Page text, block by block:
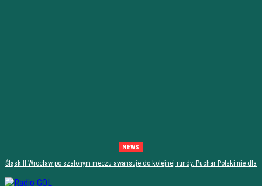
NEWS
Śląsk II Wrocław po szalonym meczu awansuje do kolejnej rundy. Puchar Polski nie dla